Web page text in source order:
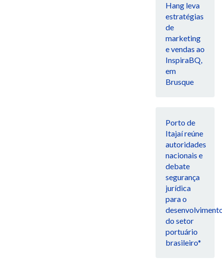
Hang leva
estratégias
de
marketing
e vendas ao
InspiraBQ,
em
Brusque
Porto de
Itajaí reúne
autoridades
nacionais e
debate
segurança
jurídica
para o
do setor
portuário
brasileiro*